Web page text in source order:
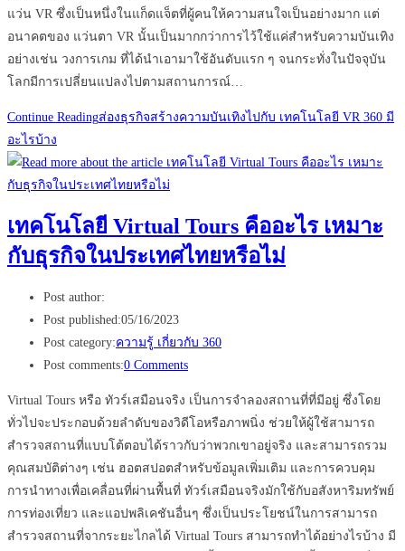
แว่น VR ซึ่งเป็นหนึ่งในแก็ดแจ็ตที่ผู้คนให้ความสนใจเป็นอย่างมาก แต่
อนาคตของ แว่นตา VR นั้นเป็นมากกว่าการไว้ใช้แค่สำหรับความบันเทิง
อย่างเช่น วงการเกม ที่ได้นำเอามาใช้อันดับแรก ๆ จนกระทั่งในปัจจุบัน
โลกมีการเปลี่ยนแปลงไปตามสถานการณ์…
Continue Readingส่องธุรกิจสร้างความบันเทิงไปกับ เทคโนโลยี VR 360 มี
อะไรบ้าง
เทคโนโลยี Virtual Tours คืออะไร เหมาะ
กับธุรกิจในประเทศไทยหรือไม่
Post author:
Post published:05/16/2023
Post category:ความรู้ เกี่ยวกับ 360
Post comments:0 Comments
Virtual Tours หรือ ทัวร์เสมือนจริง เป็นการจำลองสถานที่ที่มีอยู่ ซึ่งโดย
ทั่วไปจะประกอบด้วยลำดับของวิดีโอหรือภาพนิ่ง ช่วยให้ผู้ใช้สามารถ
สำรวจสถานที่แบบโต้ตอบได้ราวกับว่าพวกเขาอยู่จริง และสามารถรวม
คุณสมบัติต่างๆ เช่น ฮอตสปอตสำหรับข้อมูลเพิ่มเติม และการควบคุม
การนำทางเพื่อเคลื่อนที่ผ่านพื้นที่ ทัวร์เสมือนจริงมักใช้กับอสังหาริมทรัพย์
การท่องเที่ยว และแอปพลิเคชันอื่นๆ ซึ่งเป็นประโยชน์ในการสามารถ
สำรวจสถานที่จากระยะไกลได้ Virtual Tours สามารถทำได้อย่างไรบ้าง มี